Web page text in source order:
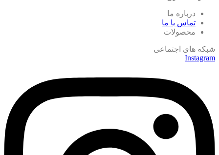
درباره ما
تماس با ما
محصولات
شبکه های اجتماعی
Instagram